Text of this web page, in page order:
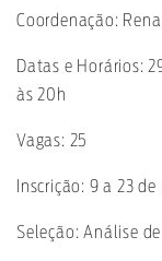
Coordenação:
Datas e Horários:
às 20h
Vagas: 25
Inscrição: 9 a 23
Seleção: Análise